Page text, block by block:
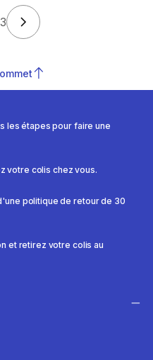
3
les étapes pour faire une
votre colis chez vous.
politique de retour de 30
et retirez votre colis au